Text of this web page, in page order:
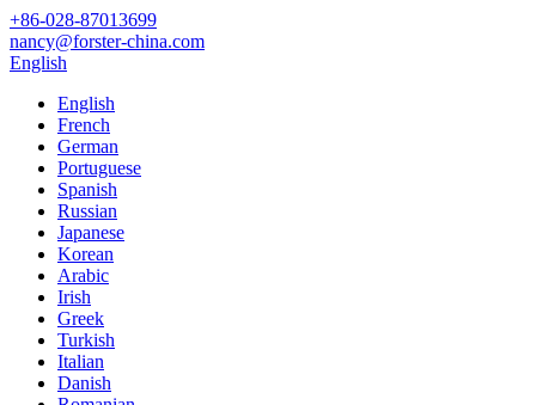
+86-028-87013699
nancy@forster-china.com
English
English
French
German
Portuguese
Spanish
Russian
Japanese
Korean
Arabic
Irish
Greek
Turkish
Italian
Danish